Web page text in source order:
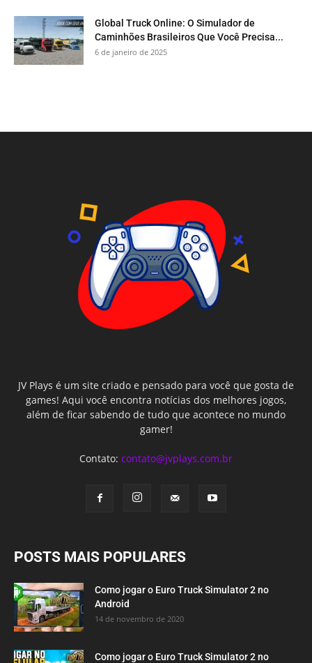
Global Truck Online: O Simulador de
Caminhões Brasileiros Que Você Precisa...
6 de janeiro de 2025
JV Plays é um site criado e pensado para você que gosta de
games! Aqui você encontra notícias dos melhores jogos,
além de ficar sabendo de tudo que acontece no mundo
gamer!
Contato: contato@jvplays.com.br
POSTS MAIS POPULARES
Como jogar o Euro Truck Simulator 2 no
Android
14 de novembro de 2020
Como jogar o Euro Truck Simulator 2 no